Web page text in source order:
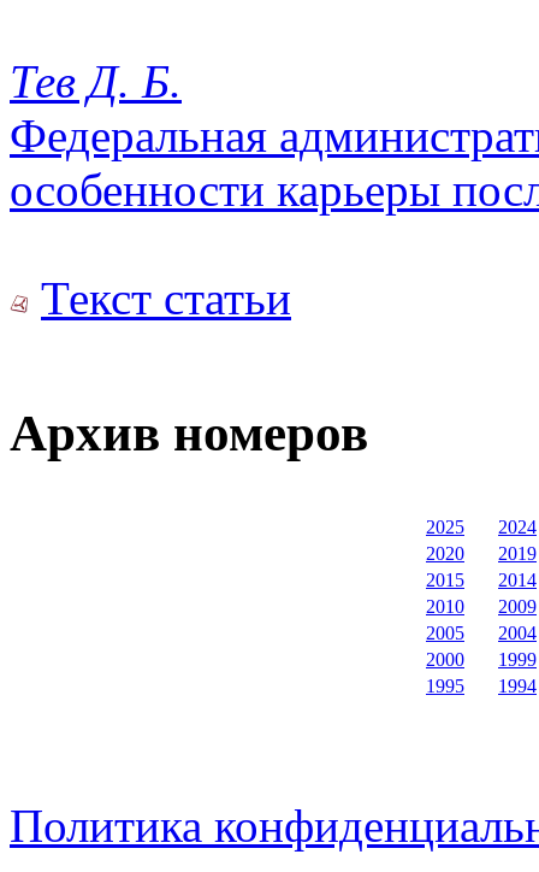
Тев Д. Б.
Федеральная
особенности карьеры
Текст статьи
Архив номеров
2025
2024
2020
2019
2015
2014
2010
2009
2005
2004
2000
1999
1995
1994
Политика